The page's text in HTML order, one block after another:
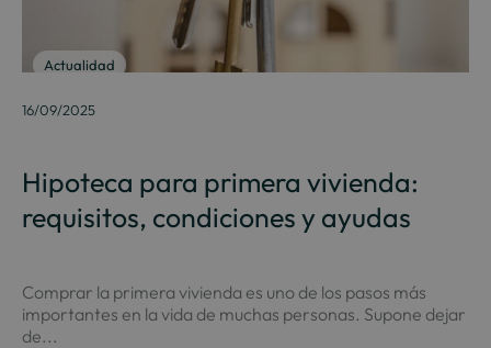
Actualidad
16/09/2025
Hipoteca para primera vivienda:
requisitos, condiciones y ayudas
Comprar la primera vivienda es uno de los pasos más
importantes en la vida de muchas personas. Supone dejar
de...